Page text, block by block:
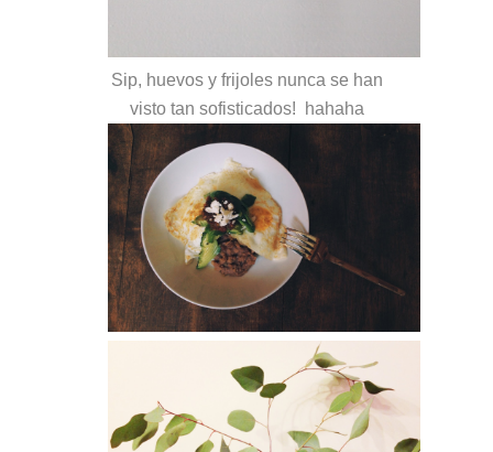
Sip, huevos y frijoles nunca se han
visto tan sofisticados! hahaha